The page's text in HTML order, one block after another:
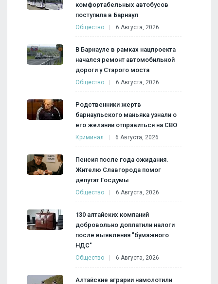
комфортабельных автобусов
поступила в Барнаул
Общество 6 Августа, 2026
В Барнауле в рамках нацпроекта
начался ремонт автомобильной
дороги у Старого моста
Общество 6 Августа, 2026
Родственники жертв
барнаульского маньяка узнали о
его желании отправиться на СВО
Криминал 6 Августа, 2026
Пенсия после года ожидания.
Жителю Славгорода помог
депутат Госдумы
Общество 6 Августа, 2026
130 алтайских компаний
добровольно доплатили налоги
после выявления "бумажного
НДС"
Общество 6 Августа, 2026
Алтайские аграрии намолотили